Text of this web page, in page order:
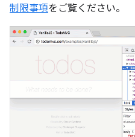
制限事項をご覧ください。